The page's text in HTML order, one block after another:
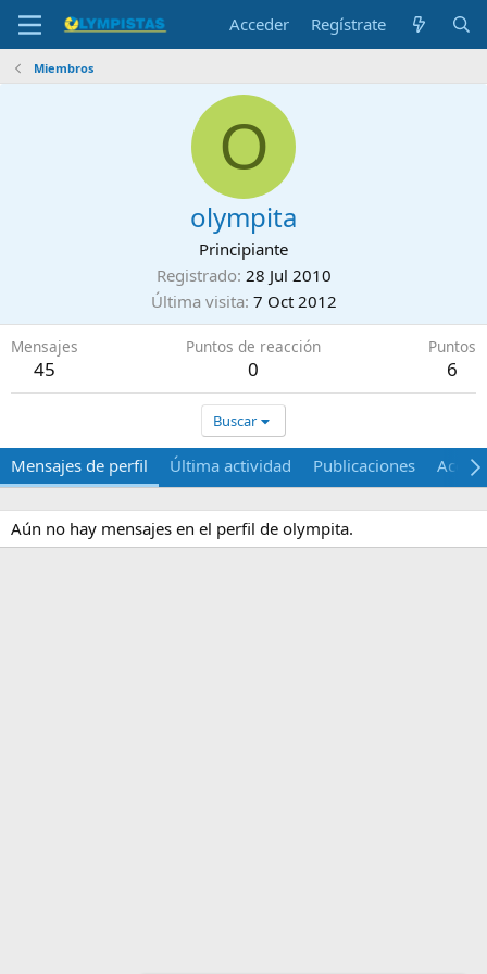
Acceder Regístrate
Miembros
O
olympita
Principiante
Registrado 28 Jul 2010
Última visita 7 Oct 2012
Mensajes
45
Puntos de reacción
0
Puntos
6
Buscar
Mensajes de perfil Última actividad Publicaciones Acerca
Aún no hay mensajes en el perfil de olympita.